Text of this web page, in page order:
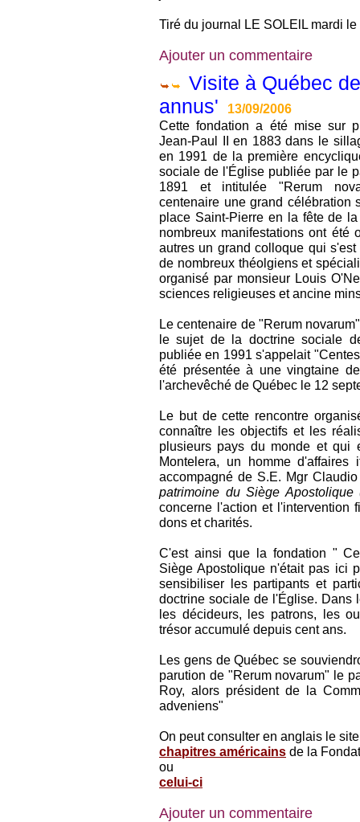
Tiré du journal LE SOLElL mardi
Ajouter un commentaire
Visite à Québec
annus'
13/09/2006
Cette fondation a été mise sur
Jean-Paul II en 1883 dans le
en 1991 de la première
sociale de l'Église publiée par le
1891 et intitulée "Rerum
centenaire une grand célébration
place Saint-Pierre en la fête de
nombreux manifestations ont été
autres un grand colloque qui
de nombreux théolgiens et
organisé par monsieur Louis
sciences religieuses et ancine
Le centenaire de "Rerum
le sujet de la doctrine sociale
publiée en 1991 s'appelait
été présentée à une vingtaine
l'archevêché de Québec le 12
Le but de cette rencontre
connaître les objectifs et les
plusieurs pays du monde et qui
Montelera, un homme
accompagné de S.E. Mgr
patrimoine du Siège Apostolique
concerne l'action et l'intervention
dons et charités.
C'est ainsi que la fondation "
Siège Apostolique n'était pas ici
sensibiliser les partipants et
doctrine sociale de l'Église. Dans
les décideurs, les patrons, les
trésor accumulé depuis cent ans.
Les gens de Québec se
parution de "Rerum novarum" le
Roy, alors président de la
adveniens"
On peut consulter en anglais le
chapitres américains de la
ou
celui-ci
Ajouter un commentaire